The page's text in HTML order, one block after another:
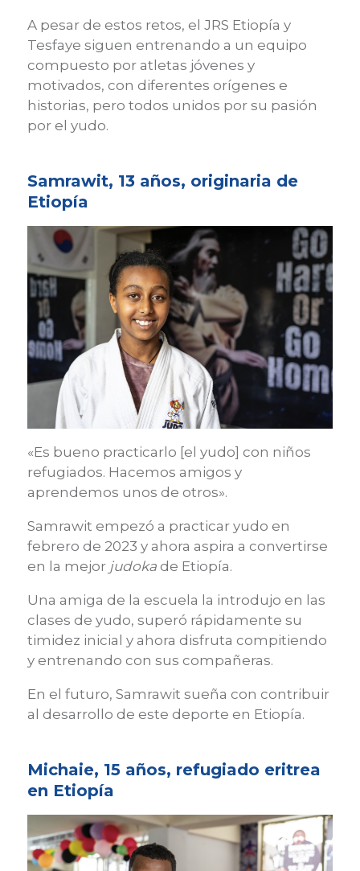
A pesar de estos retos, el JRS Etiopía y
Tesfaye siguen entrenando a un equipo
compuesto por atletas jóvenes y
motivados, con diferentes orígenes e
historias, pero todos unidos por su pasión
por el yudo.
Samrawit, 13 años, originaria de
Etiopía
«Es bueno practicarlo [el yudo] con niños
refugiados. Hacemos amigos y
aprendemos unos de otros».
Samrawit empezó a practicar yudo en
febrero de 2023 y ahora aspira a convertirse
en la mejor judoka de Etiopía.
Una amiga de la escuela la introdujo en las
clases de yudo, superó rápidamente su
timidez inicial y ahora disfruta compitiendo
y entrenando con sus compañeras.
En el futuro, Samrawit sueña con contribuir
al desarrollo de este deporte en Etiopía.
Michaie, 15 años, refugiado eritrea
en Etiopía